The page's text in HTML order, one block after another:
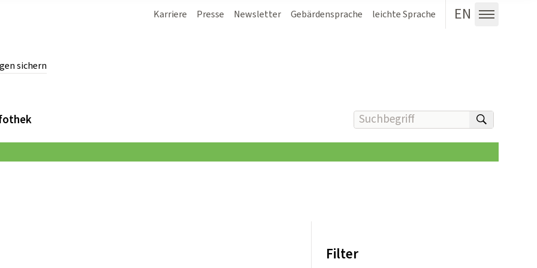
sichern
Karriere Presse Newsletter Gebärdensprache leichte Sprache EN
Menü
Suchbegriff(e) eingeben
Filter